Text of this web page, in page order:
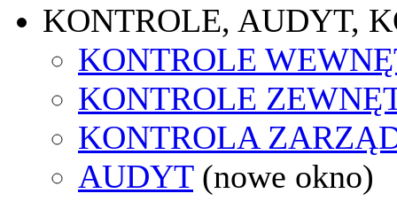
KONTROLE, AUDYT,
KONTROLE
KONTROLE
KONTROLA
AUDYT (nowe okno)